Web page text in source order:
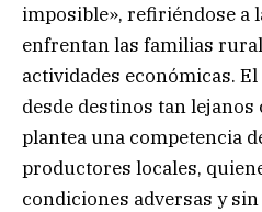
imposible», refiriéndose a
enfrentan las familias
actividades económicas.
desde destinos tan
plantea una competencia
productores locales,
condiciones adversas y